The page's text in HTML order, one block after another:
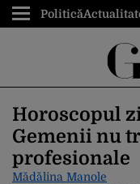
Politică
Horoscopul
Gemenii nu
profesionale
Mădălina Manole